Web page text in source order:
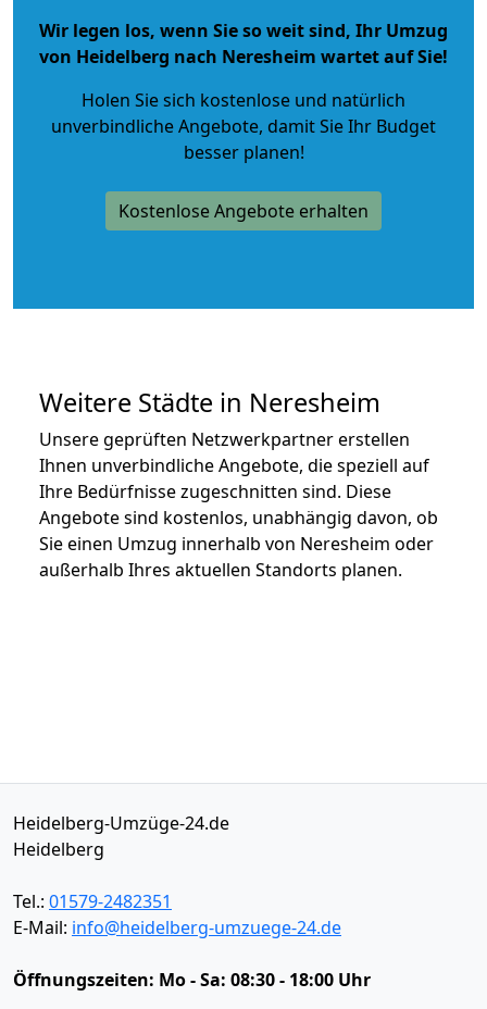
Wir legen los, wenn Sie so weit sind, Ihr Umzug
von Heidelberg nach Neresheim wartet auf Sie!
Holen Sie sich kostenlose und natürlich
unverbindliche Angebote, damit Sie Ihr Budget
besser planen!
Kostenlose Angebote erhalten
Weitere Städte in Neresheim
Unsere geprüften Netzwerkpartner erstellen
Ihnen unverbindliche Angebote, die speziell auf
Ihre Bedürfnisse zugeschnitten sind. Diese
Angebote sind kostenlos, unabhängig davon, ob
Sie einen Umzug innerhalb von Neresheim oder
außerhalb Ihres aktuellen Standorts planen.
Heidelberg-Umzüge-24.de
Heidelberg
Tel.: 01579-2482351
E-Mail: info@heidelberg-umzuege-24.de
Öffnungszeiten: Mo - Sa: 08:30 - 18:00 Uhr